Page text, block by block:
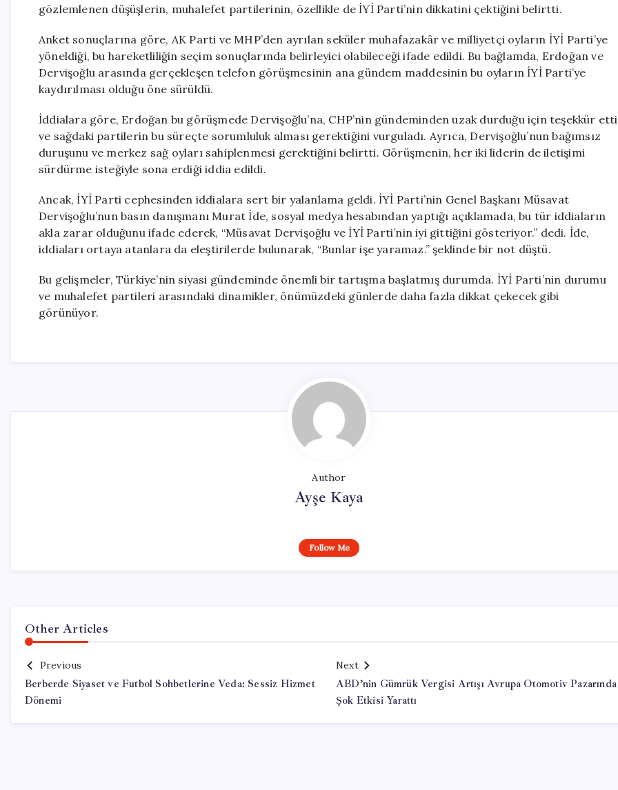
gözlemlenen düşüşlerin, muhalefet partilerinin, özellikle de İYİ Parti’nin dikkatini çektiğini belirtti.
Anket sonuçlarına göre, AK Parti ve MHP’den ayrılan seküler muhafazakâr ve milliyetçi oyların İYİ Parti’ye
yöneldiği, bu hareketliliğin seçim sonuçlarında belirleyici olabileceği ifade edildi. Bu bağlamda, Erdoğan ve
Dervişoğlu arasında gerçekleşen telefon görüşmesinin ana gündem maddesinin bu oyların İYİ Parti’ye
kaydırılması olduğu öne sürüldü.
İddialara göre, Erdoğan bu görüşmede Dervişoğlu’na, CHP’nin gündeminden uzak durduğu için teşekkür etti
ve sağdaki partilerin bu süreçte sorumluluk alması gerektiğini vurguladı. Ayrıca, Dervişoğlu’nun bağımsız
duruşunu ve merkez sağ oyları sahiplenmesi gerektiğini belirtti. Görüşmenin, her iki liderin de iletişimi
sürdürme isteğiyle sona erdiği iddia edildi.
Ancak, İYİ Parti cephesinden iddialara sert bir yalanlama geldi. İYİ Parti’nin Genel Başkanı Müsavat
Dervişoğlu’nun basın danışmanı Murat İde, sosyal medya hesabından yaptığı açıklamada, bu tür iddiaların
akla zarar olduğunu ifade ederek, “Müsavat Dervişoğlu ve İYİ Parti’nin iyi gittiğini gösteriyor.” dedi. İde,
iddiaları ortaya atanlara da eleştirilerde bulunarak, “Bunlar işe yaramaz.” şeklinde bir not düştü.
Bu gelişmeler, Türkiye’nin siyasi gündeminde önemli bir tartışma başlatmış durumda. İYİ Parti’nin durumu
ve muhalefet partileri arasındaki dinamikler, önümüzdeki günlerde daha fazla dikkat çekecek gibi
görünüyor.
Author
Ayşe Kaya
Follow Me
Other Articles
Previous
Berberde Siyaset ve Futbol Sohbetlerine Veda: Sessiz Hizmet
Dönemi
Next
ABD’nin Gümrük Vergisi Artışı Avrupa Otomotiv Pazarında
Şok Etkisi Yarattı